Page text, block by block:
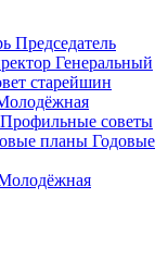
Председатель
Генеральный
старейшин
Профильные советы
планы Годовые